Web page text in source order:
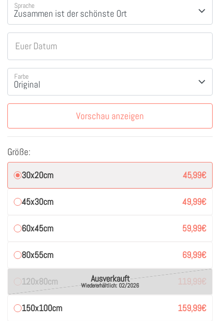
Sprache
Euer Datum
Farbe
Vorschau anzeigen
Größe:
30x20cm 45,99€
45x30cm 49,99€
60x45cm 59,99€
80x55cm 69,99€
120x80cm Ausverkauft
Wiedererhältlich: 02/2026 119,99€
150x100cm 159,99€